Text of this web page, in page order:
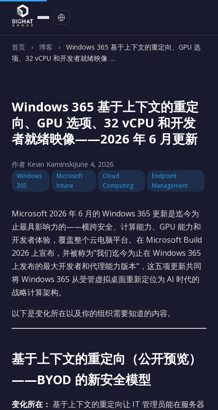
首页 › 博客 ›
Windows 365 基于上下文的重定向、GPU 选
项、32 vCPU 和开发者就绪映像 …
Windows 365 基于上下文的重定
向、GPU 选项、32 vCPU 和开发
者就绪映像——2026 年 6 月更新
作者 Kevin KaminskiJune 4, 2026
Windows
365
Microsoft
Intune
Cloud
Computing
Endpoint
Management
Microsoft 2026 年 6 月的 Windows 365 更新是迄今为
止最具影响力的——横跨安全、计算能力、GPU 能力和
开发者体验，覆盖整个云电脑平台。在 Microsoft Build
2026 上宣布，并被称为"我们迄今为止在 Windows 365
上发布的最大开发者和代理能力版本"，这五项更新共同
将 Windows 365 从受管虚拟桌面重新定位为 AI 时代的
战略计算架构。
以下是变化所在以及你的组织需要知道的内容。
基于上下文的重定向（公开预览）
——BYOD 的新安全模型
变化所在： 基于上下文的重定向让 IT 管理员能在服务器